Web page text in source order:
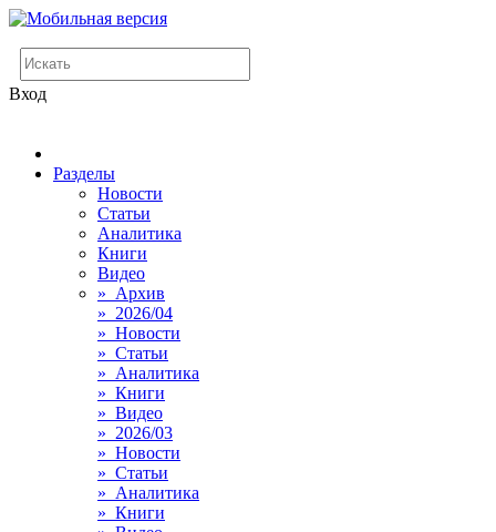
Вход
Разделы
Новости
Статьи
Аналитика
Книги
Видео
» Архив
» 2026/04
» Новости
» Статьи
» Аналитика
» Книги
» Видео
» 2026/03
» Новости
» Статьи
» Аналитика
» Книги